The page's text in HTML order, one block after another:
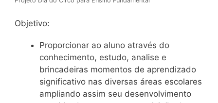
Objetivo:
Proporcionar ao aluno através do
conhecimento, estudo, analise e
brincadeiras momentos de aprendizado
significativo nas diversas áreas escolares
ampliando assim seu desenvolvimento